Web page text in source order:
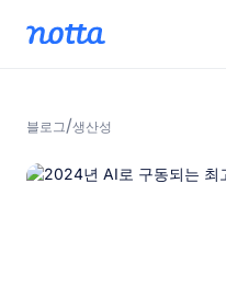
블로그/생산성